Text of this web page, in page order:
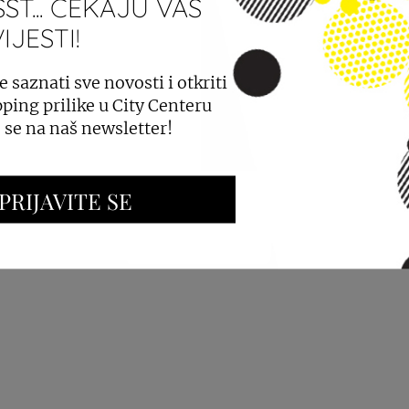
OGLAŠAVANJE I PROMOCIJE
ČEKAJU VAS
saznati sve novosti i otkriti
prilike u City Centeru
na naš newsletter!
SE